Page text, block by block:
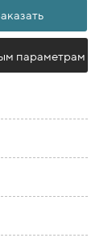
параметрам